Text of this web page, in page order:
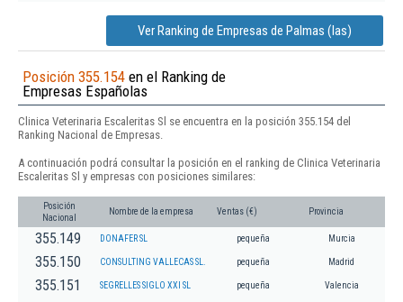
Ver Ranking de Empresas de Palmas (las)
Posición 355.154 en el Ranking de
Empresas Españolas
Clinica Veterinaria Escaleritas Sl se encuentra en la posición 355.154 del
Ranking Nacional de Empresas.
A continuación podrá consultar la posición en el ranking de Clinica Veterinaria
Escaleritas Sl y empresas con posiciones similares:
Posición
Nacional
Nombre de la empresa Ventas (€) Provincia
355.149 DONAFER SL pequeña Murcia
355.150 CONSULTING VALLECAS SL. pequeña Madrid
355.151 SEGRELLES SIGLO XXI SL pequeña Valencia